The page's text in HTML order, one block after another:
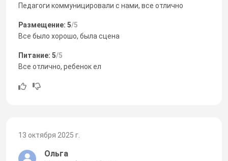
Педагоги коммуницировали с нами, все отлично
Размещение: 5/5
Все было хорошо, была сцена
Питание: 5/5
Все отлично, ребенок ел
13 октября 2025 г.
Ольга